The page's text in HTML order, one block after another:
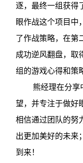
逐，最终一组获得
眼作战这个项目中
了作战策略，在第
成功逆风翻盘，取
组的游戏心得和策
熊经理在分享中
望，并专注于做好
相信通过团队的努
出更加美好的未来
到来！